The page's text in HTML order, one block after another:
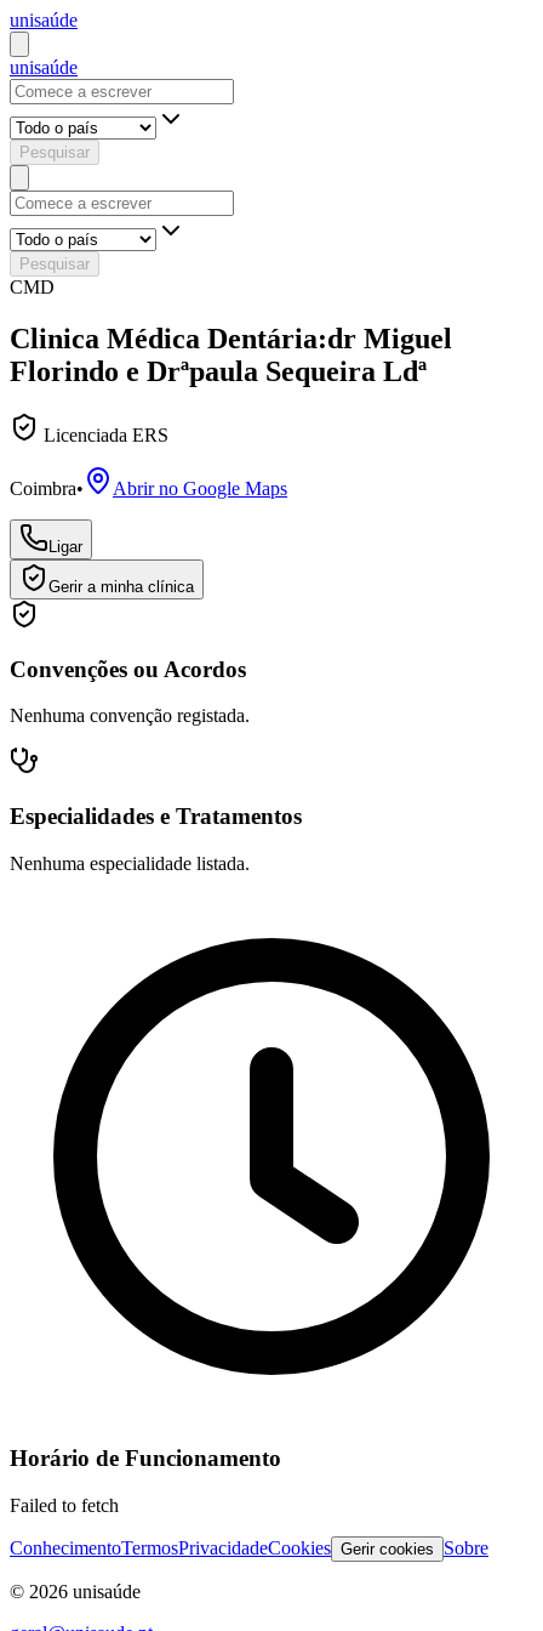
unisaúde
unisaúde
Pesquisar
Pesquisar
CMD
Clinica Médica Dentária:dr Miguel
Florindo e Drªpaula Sequeira Ldª
Licenciada ERS
Coimbra• Abrir no Google Maps
Ligar
Gerir a minha clínica
Convenções ou Acordos
Nenhuma convenção registada.
Especialidades e Tratamentos
Nenhuma especialidade listada.
Horário de Funcionamento
Failed to fetch
ConhecimentoTermosPrivacidadeCookies Gerir cookies Sobre
© 2026 unisaúde